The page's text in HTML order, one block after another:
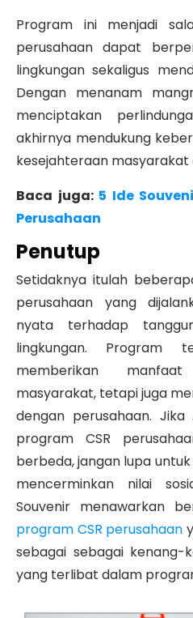
Program ini menjadi
perusahaan dapat
lingkungan sekaligus
Dengan menanam
menciptakan
akhirnya mendukung
kesejahteraan masyarakat
Baca juga: 5 Ide
Perusahaan
Penutup
Setidaknya itulah
perusahaan yang
nyata terhadap
lingkungan. Program
memberikan
masyarakat, tetapi juga
dengan perusahaan. Jika
program CSR
berbeda, jangan lupa
mencerminkan nilai
Souvenir menawarkan
program CSR perusahaan
sebagai sebagai kenang-
yang terlibat dalam